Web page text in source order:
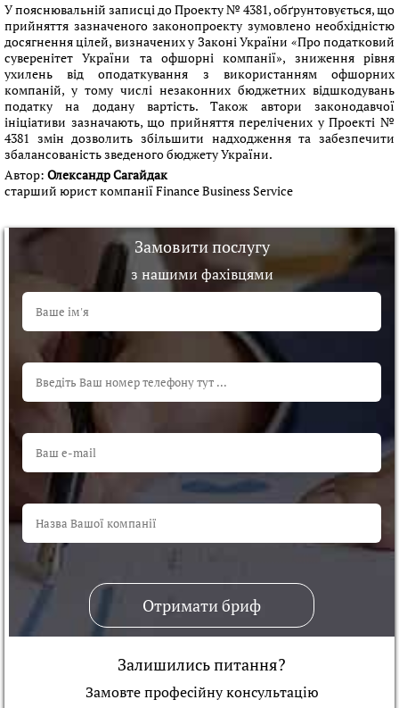
У пояснювальній записці до Проекту № 4381, обґрунтовується, що
прийняття зазначеного законопроекту зумовлено необхідністю
досягнення цілей, визначених у Законі України «Про податковий
суверенітет України та офшорні компанії», зниження рівня
ухилень від оподаткування з використанням офшорних
компаній, у тому числі незаконних бюджетних відшкодувань
податку на додану вартість. Також автори законодавчої
ініціативи зазначають, що прийняття перелічених у Проекті №
4381 змін дозволить збільшити надходження та забезпечити
збалансованість зведеного бюджету України.
Автор: Олександр Сагайдак
старший юрист компанії Finance Business Service
Замовити послугу
з нашими фахівцями
Отримати бриф
Залишились питання?
Замовте професійну консультацiю